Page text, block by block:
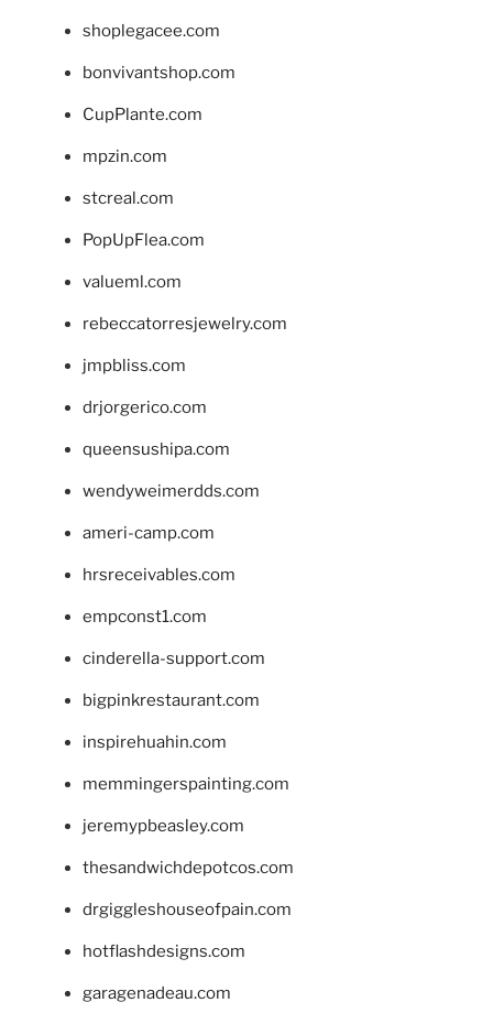
shoplegacee.com
bonvivantshop.com
CupPlante.com
mpzin.com
stcreal.com
PopUpFlea.com
valueml.com
rebeccatorresjewelry.com
jmpbliss.com
drjorgerico.com
queensushipa.com
wendyweimerdds.com
ameri-camp.com
hrsreceivables.com
empconst1.com
cinderella-support.com
bigpinkrestaurant.com
inspirehuahin.com
memmingerspainting.com
jeremypbeasley.com
thesandwichdepotcos.com
drgiggleshouseofpain.com
hotflashdesigns.com
garagenadeau.com